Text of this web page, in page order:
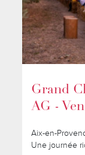
Grand
AG -
Aix-en-
Une journée